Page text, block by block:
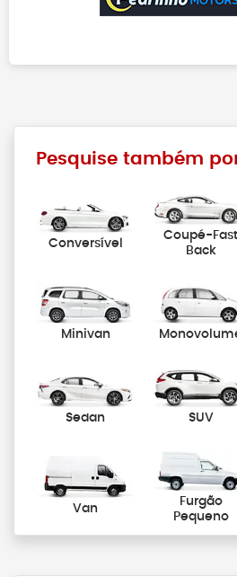
Pesquise também
Conversível
Coupé-Fast
Back
Minivan
Sedan SUV
Van
Furgão
Pequeno